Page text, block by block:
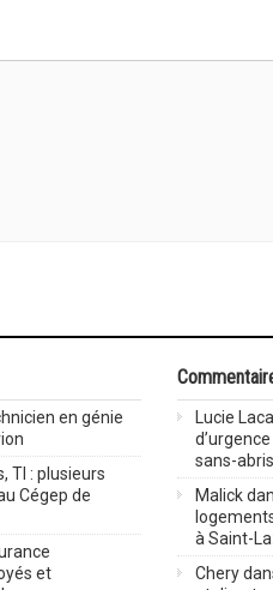
en génie
TI : plusieurs
Cégep de
et
Lucie
sans-
Malick
à Saint-
Chery